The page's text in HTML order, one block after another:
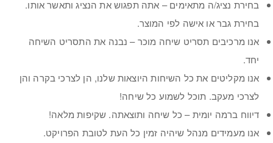
בחירת נציג/ה מתאימים – אתה תפגוש את הנציג ותאשר אותו.
בחירת גבר או אישה לפי המוצר.
אנו מרכיבים תסריט שיחה מוכר – נבנה את התסריט השיחה
יחד.
אנו מקליטים את כל השיחות היוצאות שלנו, הן לצרכי בקרה והן
לצרכי מעקב. תוכל לשמוע כל שיחה!
דיווח ברמה יומית – כל שיחה ותוצאתה. שקיפות מלאה!
אנו מעמידים מנהל שיהיה זמין כל העת לטובת הפרויקט.